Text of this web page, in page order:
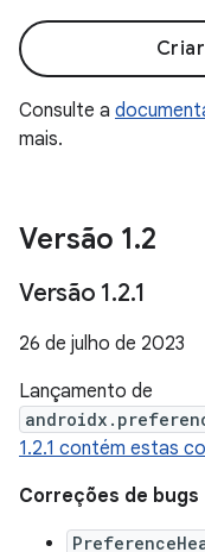
Consulte a
mais.
Versão 1.2
Versão 1.2.1
26 de julho de 2023
Lançamento de
1.2.1 contém estas
Correções de bugs